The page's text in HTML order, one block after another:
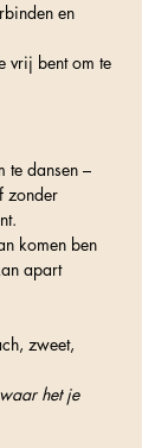
en
vrij bent om te
te dansen –
zonder
komen ben
apart
zweet,
het je